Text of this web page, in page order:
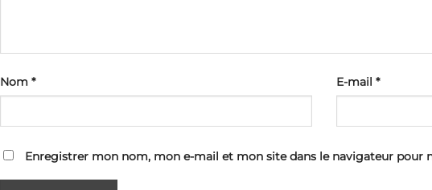
Nom * E-mail *
Enregistrer mon nom, mon e-mail et mon site dans le navigateur pour